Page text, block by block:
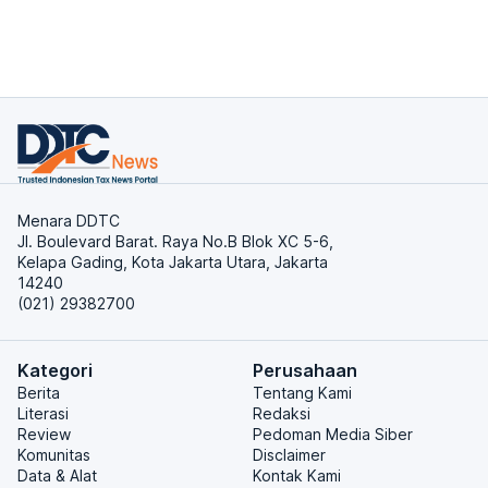
Menara DDTC
Jl. Boulevard Barat. Raya No.B Blok XC 5-6,
Kelapa Gading, Kota Jakarta Utara, Jakarta
14240
(021) 29382700
Kategori
Berita
Literasi
Review
Komunitas
Data & Alat
Perusahaan
Tentang Kami
Redaksi
Pedoman Media Siber
Disclaimer
Kontak Kami